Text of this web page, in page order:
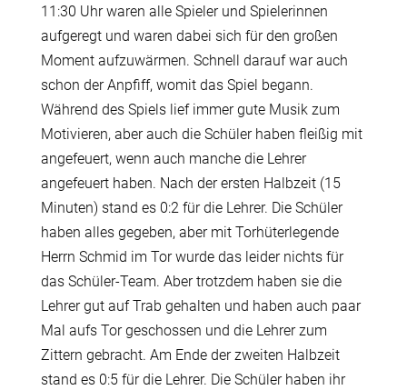
11:30 Uhr waren alle Spieler und Spielerinnen
aufgeregt und waren dabei sich für den großen
Moment aufzuwärmen. Schnell darauf war auch
schon der Anpfiff, womit das Spiel begann.
Während des Spiels lief immer gute Musik zum
Motivieren, aber auch die Schüler haben fleißig mit
angefeuert, wenn auch manche die Lehrer
angefeuert haben. Nach der ersten Halbzeit (15
Minuten) stand es 0:2 für die Lehrer. Die Schüler
haben alles gegeben, aber mit Torhüterlegende
Herrn Schmid im Tor wurde das leider nichts für
das Schüler-Team. Aber trotzdem haben sie die
Lehrer gut auf Trab gehalten und haben auch paar
Mal aufs Tor geschossen und die Lehrer zum
Zittern gebracht. Am Ende der zweiten Halbzeit
stand es 0:5 für die Lehrer. Die Schüler haben ihr